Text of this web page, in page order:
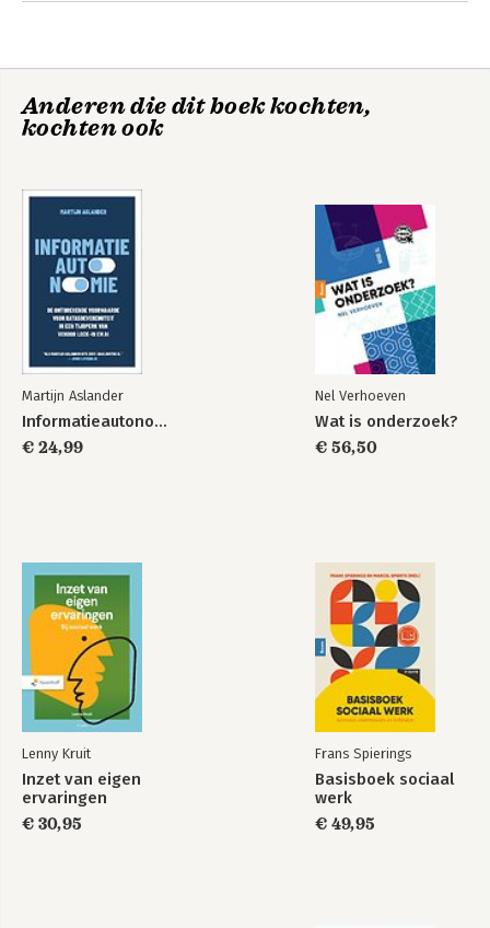
Anderen die dit boek kochten,
kochten ook
Martijn Aslander
Informatieautonomie
€ 24,99
Nel Verhoeven
Wat is onderzoek?
€ 56,50
Lenny Kruit
Inzet van eigen
ervaringen
€ 30,95
Frans Spierings
Basisboek sociaal
werk
€ 49,95